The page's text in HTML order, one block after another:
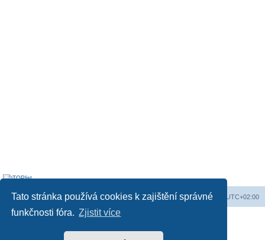
Tato stránka používá cookies k zajištění správné
funkčnosti fóra. Zjistit více
Obsah fóra Všechny časy jsou v UTC+02:00
Založeno naphpBB® Forum Software © phpBB Limited